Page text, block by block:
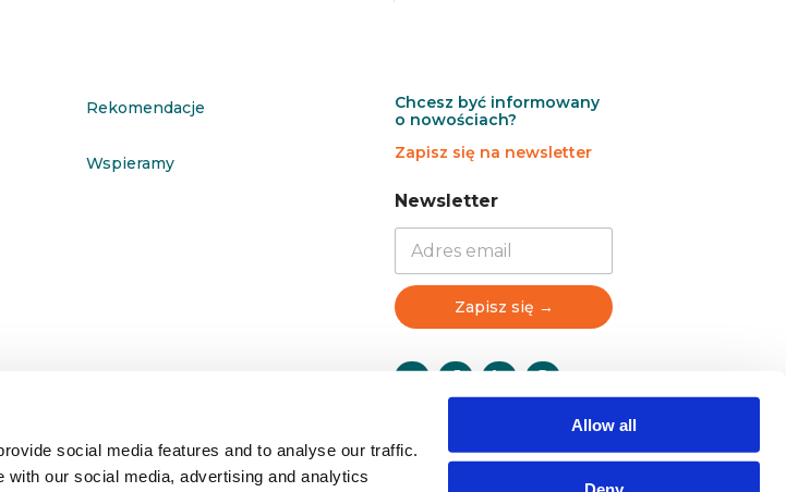
social media features and to analyse our traffic.
our social media, advertising and analytics
Allow all
Rekomendacje
Wspieramy
Chcesz być informowany
o nowościach?
Zapisz się na newsletter
N
e
t
e
N
e
t
e
w
Newsletter
Zapisz się →